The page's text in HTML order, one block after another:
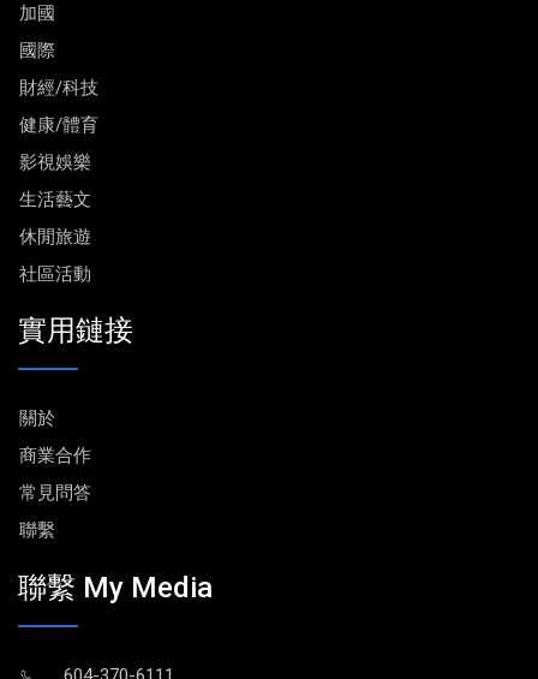
加國
國際
財經/科技
健康/體育
影視娛樂
生活藝文
休閒旅遊
社區活動
實用鏈接
關於
商業合作
常見問答
聯繫
聯繫 My Media